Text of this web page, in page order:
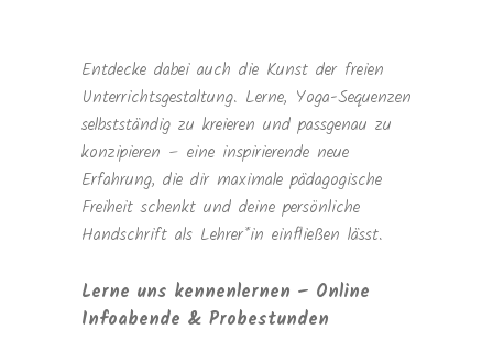
Entdecke dabei auch die Kunst der freien
Unterrichtsgestaltung. Lerne, Yoga-Sequenzen
selbstständig zu kreieren und passgenau zu
konzipieren – eine inspirierende neue
Erfahrung, die dir maximale pädagogische
Freiheit schenkt und deine persönliche
Handschrift als Lehrer*in einfließen lässt.
Lerne uns kennenlernen – Online
Infoabende & Probestunden